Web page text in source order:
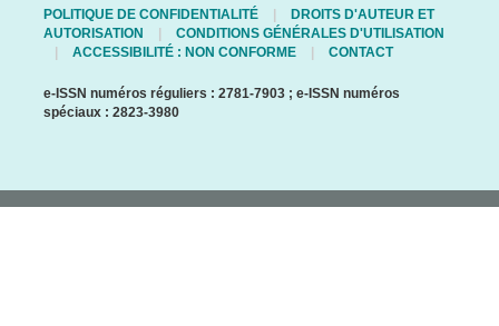
POLITIQUE DE CONFIDENTIALITÉ
DROITS D'AUTEUR ET
AUTORISATION
CONDITIONS GÉNÉRALES D'UTILISATION
ACCESSIBILITÉ : NON CONFORME
CONTACT
e-ISSN numéros réguliers : 2781-7903 ; e-ISSN numéros
spéciaux : 2823-3980